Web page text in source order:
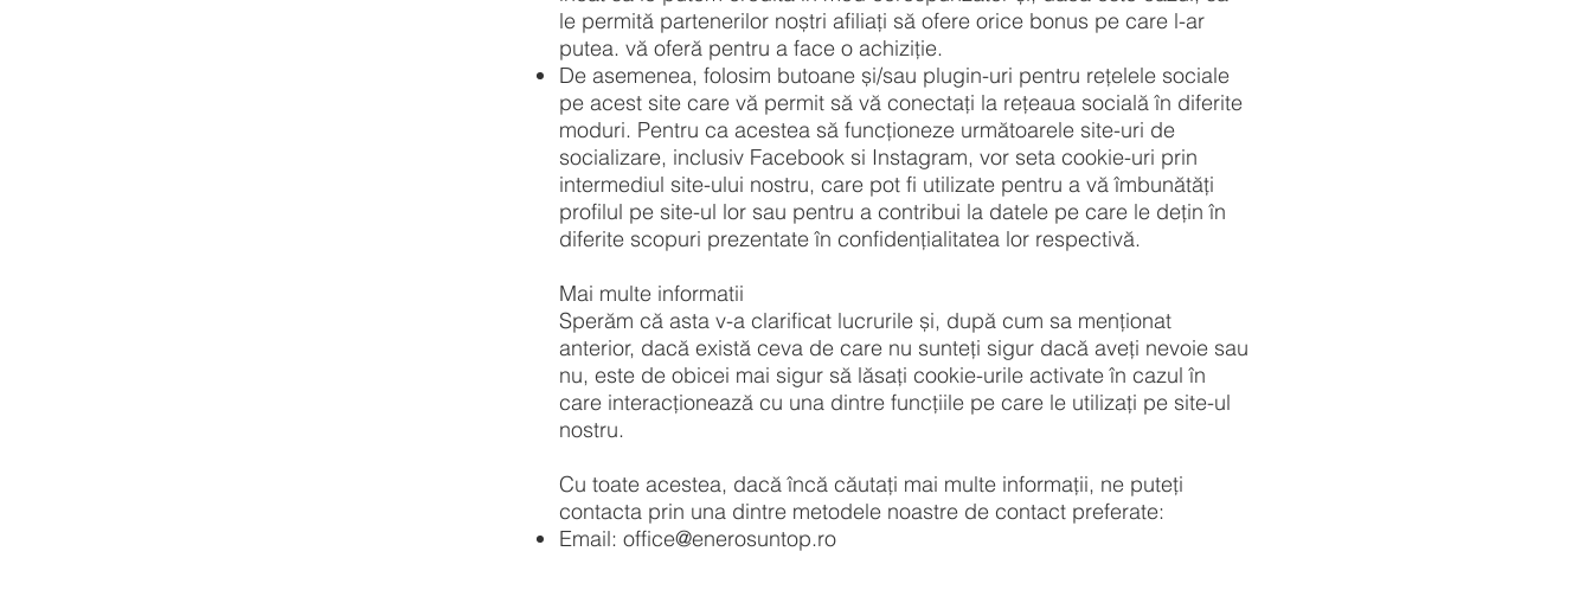
le permită partenerilor noștri afiliați să ofere orice bonus pe care l-ar
putea. vă oferă pentru a face o achiziție.
De asemenea, folosim butoane și/sau plugin-uri pentru rețelele sociale
pe acest site care vă permit să vă conectați la rețeaua socială în diferite
moduri. Pentru ca acestea să funcționeze următoarele site-uri de
socializare, inclusiv Facebook si Instagram, vor seta cookie-uri prin
intermediul site-ului nostru, care pot fi utilizate pentru a vă îmbunătăți
profilul pe site-ul lor sau pentru a contribui la datele pe care le dețin în
diferite scopuri prezentate în confidențialitatea lor respectivă.
Mai multe informatii
Sperăm că asta v-a clarificat lucrurile și, după cum sa menționat
anterior, dacă există ceva de care nu sunteți sigur dacă aveți nevoie sau
nu, este de obicei mai sigur să lăsați cookie-urile activate în cazul în
care interacționează cu una dintre funcțiile pe care le utilizați pe site-ul
nostru.
Cu toate acestea, dacă încă căutați mai multe informații, ne puteți
contacta prin una dintre metodele noastre de contact preferate:
Email: office@enerosuntop.ro